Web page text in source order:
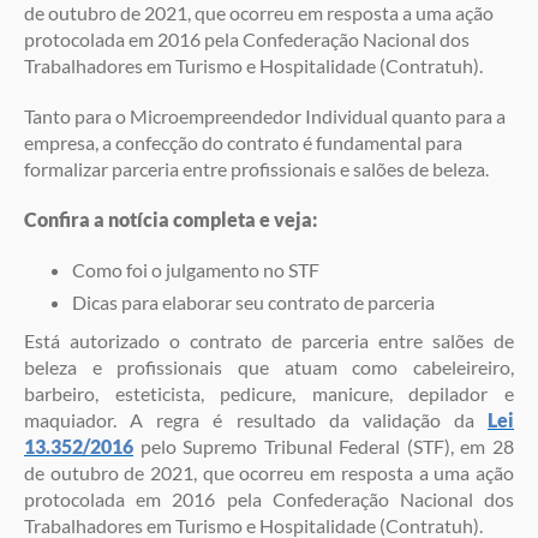
de outubro de 2021, que ocorreu em resposta a uma ação
protocolada em 2016 pela Confederação Nacional dos
Trabalhadores em Turismo e Hospitalidade (Contratuh).
Tanto para o Microempreendedor Individual quanto para a
empresa, a confecção do contrato é fundamental para
formalizar parceria entre profissionais e salões de beleza.
Confira a notícia completa e veja:
Como foi o julgamento no STF
Dicas para elaborar seu contrato de parceria
Está autorizado o contrato de parceria entre salões de
beleza e profissionais que atuam como cabeleireiro,
barbeiro, esteticista, pedicure, manicure, depilador e
maquiador. A regra é resultado da validação da Lei
13.352/2016 pelo Supremo Tribunal Federal (STF), em 28
de outubro de 2021, que ocorreu em resposta a uma ação
protocolada em 2016 pela Confederação Nacional dos
Trabalhadores em Turismo e Hospitalidade (Contratuh).